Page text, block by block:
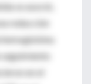
se asoció,
reducción
en el